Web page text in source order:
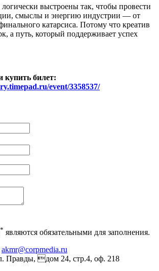
выстроены так, чтобы провести
смыслы и энергию индустрии — от
катарсиса. Потому что креатив
а путь, который поддерживает успех
купить билет:
event/3358537/
* являются обязательными для заполнения.
akmr@corpmedia.ru
Правды, дом 24, стр.4, оф. 218